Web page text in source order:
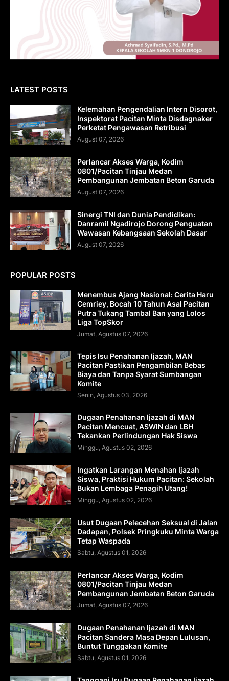
LATEST POSTS
Kelemahan Pengendalian Intern Disorot,
Inspektorat Pacitan Minta Disdagnaker
Perketat Pengawasan Retribusi
August 07, 2026
Perlancar Akses Warga, Kodim
0801/Pacitan Tinjau Medan
Pembangunan Jembatan Beton Garuda
August 07, 2026
Sinergi TNI dan Dunia Pendidikan:
Danramil Ngadirojo Dorong Penguatan
Wawasan Kebangsaan Sekolah Dasar
August 07, 2026
POPULAR POSTS
Menembus Ajang Nasional: Cerita Haru
Cemriey, Bocah 10 Tahun Asal Pacitan
Putra Tukang Tambal Ban yang Lolos
Liga TopSkor
Jumat, Agustus 07, 2026
Tepis Isu Penahanan Ijazah, MAN
Pacitan Pastikan Pengambilan Bebas
Biaya dan Tanpa Syarat Sumbangan
Komite
Senin, Agustus 03, 2026
Dugaan Penahanan Ijazah di MAN
Pacitan Mencuat, ASWIN dan LBH
Tekankan Perlindungan Hak Siswa
Minggu, Agustus 02, 2026
Ingatkan Larangan Menahan Ijazah
Siswa, Praktisi Hukum Pacitan: Sekolah
Bukan Lembaga Penagih Utang!
Minggu, Agustus 02, 2026
Usut Dugaan Pelecehan Seksual di Jalan
Dadapan, Polsek Pringkuku Minta Warga
Tetap Waspada
Sabtu, Agustus 01, 2026
Perlancar Akses Warga, Kodim
0801/Pacitan Tinjau Medan
Pembangunan Jembatan Beton Garuda
Jumat, Agustus 07, 2026
Dugaan Penahanan Ijazah di MAN
Pacitan Sandera Masa Depan Lulusan,
Buntut Tunggakan Komite
Sabtu, Agustus 01, 2026